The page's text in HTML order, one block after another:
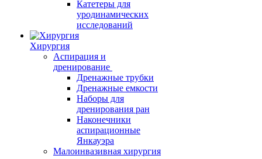
Катетеры для
уродинамических
исследований
Хирургия
Аспирация и
дренирование
Дренажные трубки
Дренажные емкости
Наборы для
дренирования ран
Наконечники
аспирационные
Янкауэра
Малоинвазивная хирургия